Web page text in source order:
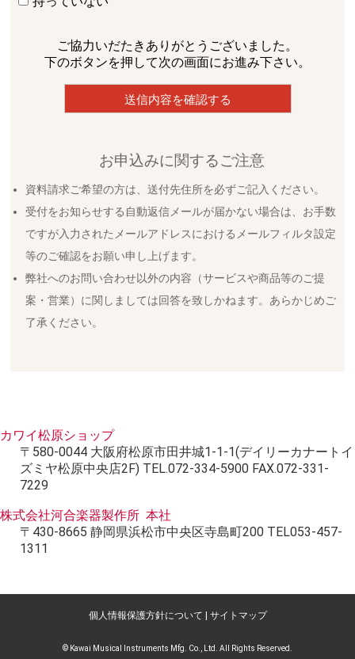
ご協力いだたきありがとうございました。
下のボタンを押して次の画面にお進み下さい。
お申込みに関するご注意
資料請求ご希望の方は、送付先住所を必ずご記入ください。
受付をお知らせする自動返信メールが届かない場合は、お手数
ですが入力されたメールアドレスにおけるメールフィルタ設定
等のご確認をお願い申し上げます。
弊社へのお問い合わせ以外の内容（サービスや商品等のご提
案・営業）に関しましては回答を致しかねます。あらかじめご
了承ください。
カワイ松原ショップ
〒580-0044 大阪府松原市田井城1-1-1(デイリーカナートイ
ズミヤ松原中央店2F) TEL.072-334-5900 FAX.072-331-
7229
株式会社河合楽器製作所 本社
〒430-8665 静岡県浜松市中央区寺島町200 TEL053-457-
1311
個人情報保護方針について サイトマップ
© Kawai Musical Instruments Mfg. Co., Ltd. All Rights Reserved.